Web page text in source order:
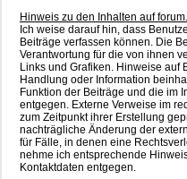
Hinweis zu den Inhalten auf
Ich weise darauf hin, dass
Beiträge verfassen können. Die
Verantwortung für die von ihnen
Links und Grafiken. Hinweise auf
Handlung oder Information
Funktion der Beiträge und die im
entgegen. Externe Verweise im
zum Zeitpunkt ihrer Erstellung
nachträgliche Änderung der
für Fälle, in denen eine
nehme ich entsprechende
Kontaktdaten entgegen.